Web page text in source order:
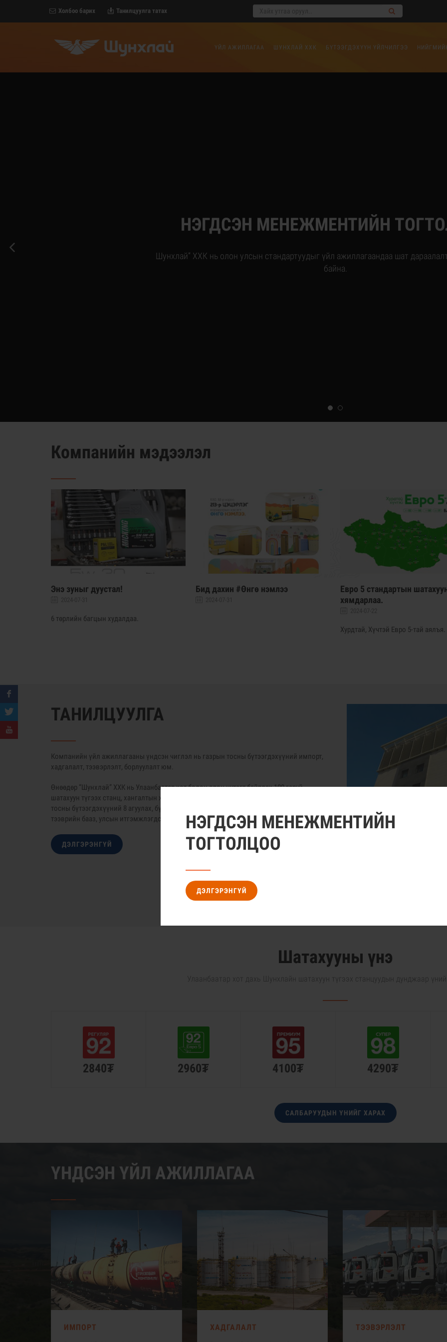
НЭГДСЭН МЕНЕЖМЕНТИЙН
ТОГТОЛЦОО
ДЭЛГЭРЭНГҮЙ
Холбоо барих Танилцуулга татах
ҮЙЛ АЖИЛЛАГАА ШУНХЛАЙ ХХК БҮТЭЭГДЭХҮҮН ҮЙЛЧИЛГЭЭ
НЭГДСЭН МЕНЕЖМЕНТИЙН
Шунхлай” ХХК нь олон улсын стандартуудыг үйл ажиллагаандаа шат
байна.
Компанийн мэдээлэл
Энэ зуныг дуустал!
6 төрлийн багцын худалдаа.
Бид дахин #Өнгө нэмлээ
Евро 5 стандартын
хямдарлаа.
Хурдтай, Хүчтэй Евро 5-тай аялъя.
ТАНИЛЦУУЛГА
Компанийн үйл ажиллагааны үндсэн чиглэл нь газрын тосны бүтээгдэхүүний импорт,
хадгалалт, тээвэрлэлт, борлуулалт юм.
Өнөөдөр “Шунхлай” ХХК нь Улаанбаатар хот болон орон нутагт байрлах 100 гаруй
шатахуун түгээх станц, хангалтын хүрээний голлох бүс нутгуудад байрлах газрын
тосны бүтээгдэхүүний 8 агуулах, бүтээгдэхүүний хүргэлт, түгээлтийг хариуцсан авто
тээврийн бааз, улсын итгэмжлэгдсэн лабораторитой үйл ажиллагаагаа явуулж байна.
ДЭЛГЭРЭНГҮЙ
Шатахууны үнэ
Улаанбаатар хот дахь Шунхлайн шатахуун түгээх станцуудын дунджаар
2840₮ 2960₮ 4100₮ 4290₮
CАЛБАРУУДЫН ҮНИЙГ ХАРАХ
ҮНДСЭН ҮЙЛ АЖИЛЛАГАА
ИМПОРТ ХАДГАЛАЛТ ТЭЭВЭРЛЭЛТ